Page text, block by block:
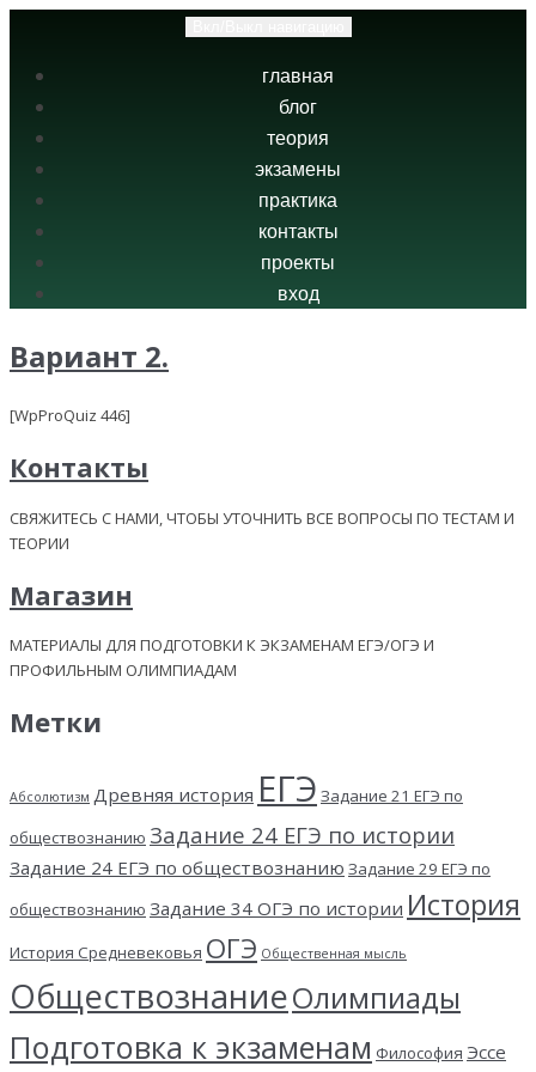
главная
блог
теория
экзамены
практика
контакты
проекты
вход
Вариант 2.
[WpProQuiz 446]
Контакты
СВЯЖИТЕСЬ С НАМИ, ЧТОБЫ УТОЧНИТЬ ВСЕ ВОПРОСЫ ПО ТЕСТАМ И
ТЕОРИИ
Магазин
МАТЕРИАЛЫ ДЛЯ ПОДГОТОВКИ К ЭКЗАМЕНАМ ЕГЭ/ОГЭ И
ПРОФИЛЬНЫМ ОЛИМПИАДАМ
Метки
Абсолютизм Древняя история ЕГЭ Задание 21 ЕГЭ по
обществознанию Задание 24 ЕГЭ по истории
Задание 24 ЕГЭ по обществознанию Задание 29 ЕГЭ по
обществознанию Задание 34 ОГЭ по истории История
История Средневековья ОГЭ Общественная мысль
ОбществознаниеОлимпиады
Подготовка к экзаменам Философия Эссе